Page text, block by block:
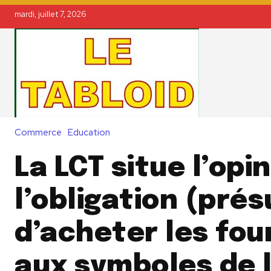
mardi, juillet 7, 2026
Commerce Education
La LCT situe
l’obligation
d’acheter les